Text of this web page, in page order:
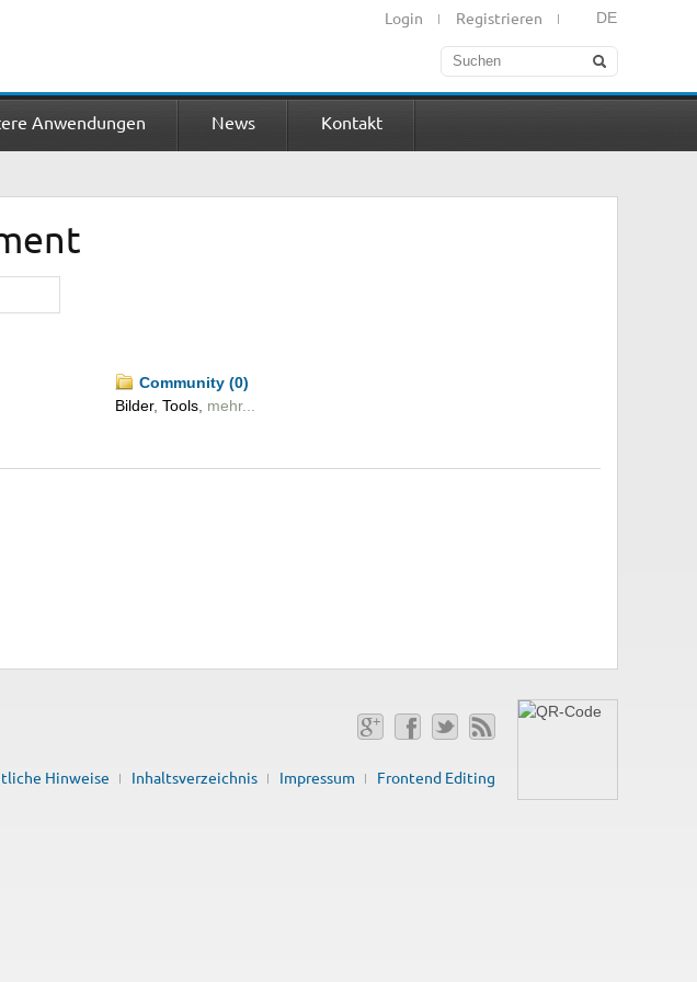
DE
Login Registrieren
Anwendungen News Kontakt
Community (0)
Bilder, Tools mehr...
Hinweise Inhaltsverzeichnis Impressum Frontend Editing